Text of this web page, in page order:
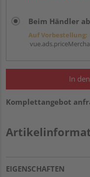
Beim Händler
Auf Vorbestellung:
In
Komplettangebot
EIGENSCHAFTEN